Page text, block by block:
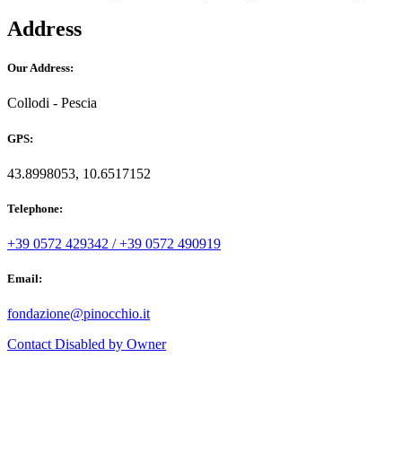
Address
Our Address:
Collodi - Pescia
GPS:
43.8998053, 10.6517152
Telephone:
+39 0572 429342 / +39 0572 490919
Email:
fondazione@pinocchio.it
Contact Disabled by Owner